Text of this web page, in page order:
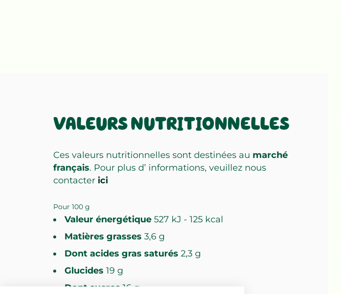
VALEURS NUTRITIONNELLES
Ces valeurs nutritionnelles sont destinées au marché
français. Pour plus d’ informations, veuillez nous
contacter ici
Pour 100 g
Valeur énergétique 527 kJ - 125 kcal
Matières grasses 3,6 g
Dont acides gras saturés 2,3 g
Glucides 19 g
Dont sucres 16 g